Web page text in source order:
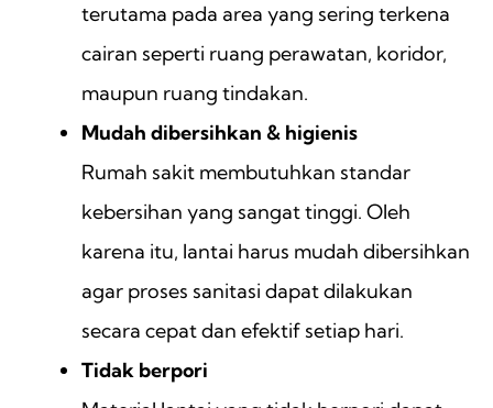
terutama pada area yang sering terkena
cairan seperti ruang perawatan, koridor,
maupun ruang tindakan.
Mudah dibersihkan & higienis
Rumah sakit membutuhkan standar
kebersihan yang sangat tinggi. Oleh
karena itu, lantai harus mudah dibersihkan
agar proses sanitasi dapat dilakukan
secara cepat dan efektif setiap hari.
Tidak berpori